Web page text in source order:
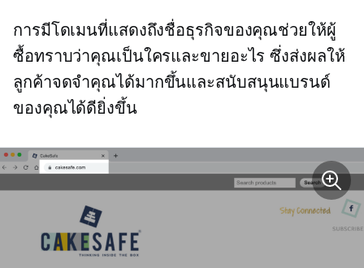
การมีโดเมนที่แสดงถึงชื่อธุรกิจของคุณช่วยให้ผู้
ซื้อทราบว่าคุณเป็นใครและขายอะไร ซึ่งส่งผลให้
ลูกค้าจดจำคุณได้มากขึ้นและสนับสนุนแบรนด์
ของคุณได้ดียิ่งขึ้น